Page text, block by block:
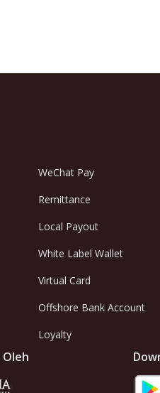
WeChat Pay
Remittance
Local Payout
White Label Wallet
Virtual Card
Offshore Bank Account
Loyalty
Oleh